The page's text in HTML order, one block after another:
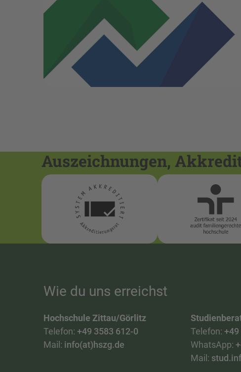
Auszeichnungen,
Wie du uns erreichst
Hochschule Zittau/Görlitz
Telefon: +49 3583 612-0
Mail: info(at)hszg.de
Telefon: +49
WhatsApp:
Mail: